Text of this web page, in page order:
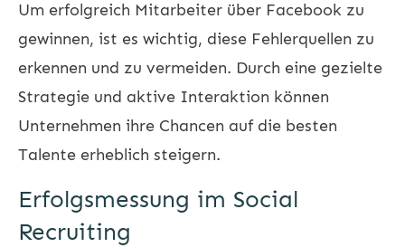
Um erfolgreich Mitarbeiter über Facebook zu
gewinnen, ist es wichtig, diese Fehlerquellen zu
erkennen und zu vermeiden. Durch eine gezielte
Strategie und aktive Interaktion können
Unternehmen ihre Chancen auf die besten
Talente erheblich steigern.
Erfolgsmessung im Social
Recruiting